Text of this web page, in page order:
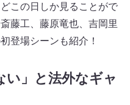
この日しか見ることがで
藤工、藤原竜也、吉岡里
登場シーンも紹介！
い」と法外なギャ